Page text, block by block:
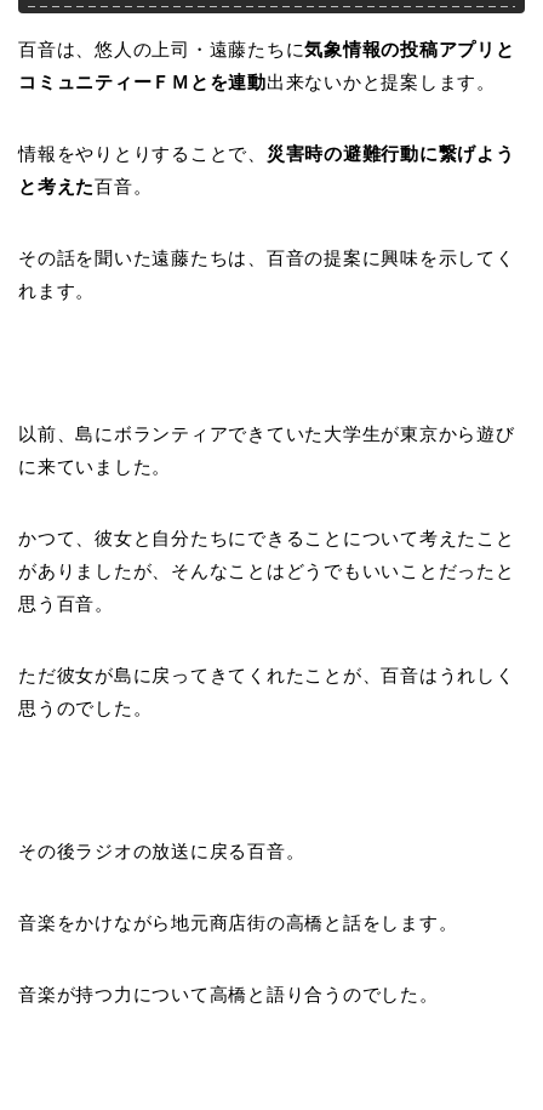
百音は、悠人の上司・遠藤たちに気象情報の投稿アプリと
コミュニティーＦＭとを連動出来ないかと提案します。
情報をやりとりすることで、 災害時の避難行動に繋げよう
と考えた百音。
その話を聞いた遠藤たちは、百音の提案に興味を示してく
れます。
以前、島にボランティアできていた大学生が東京から遊び
に来ていました。
かつて、彼女と自分たちにできることについて考えたこと
がありましたが、そんなことはどうでもいいことだったと
思う百音。
ただ彼女が島に戻ってきてくれたことが、百音はうれしく
思うのでした。
その後ラジオの放送に戻る百音。
音楽をかけながら地元商店街の高橋と話をします。
音楽が持つ力について高橋と語り合うのでした。